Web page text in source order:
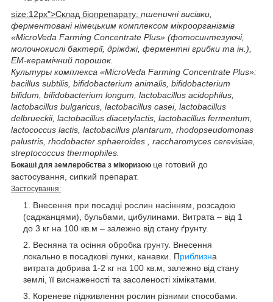
size:12px">Склад біопрепарату: пшеничні висівки,
ферментовані німецьким комплексом мікроорганізмів
«MicroVeda Farming Concentrate Plus» (фотосинтезуючі,
молочнокислі бактерії, дріжджі, ферментні грибки та ін.),
ЕМ-керамічний порошок.
Культуры комплекса «MicroVeda Farming Concentrate Plus»:
bacillus subtilis, bifidobacterium animalis, bifidobacterium
bifidum, bifidobacterium longum, lactobacillus acidophilus,
lactobacillus bulgaricus, lactobacillus casei, lactobacillus
delbrueckii, lactobacillus diacetylactis, lactobacillus fermentum,
lactococcus lactis, lactobacillus plantarum, rhodopseudomonas
palustris, rhodobacter sphaeroides ,
raccharomyces cerevisiae,
streptococcus thermophiles.
Бокаші для землеробства з мікоризою це готовий до
застосування, сипкий препарат.
Застосування:
Внесення при посадці рослин насінням, розсадою
(саджанцями), бульбами, цибулинами. Витрата – від 1
до 3 кг на 100 кв.м – залежно від стану ґрунту.
Весняна та осіння обробка грунту. Внесення
локально в посадкові лунки, канавки. Приблизна
витрата добрива 1-2 кг на 100 кв.м, залежно від стану
землі, її виснаженості та засоленості хімікатами.
Кореневе підживлення рослин різними способами.